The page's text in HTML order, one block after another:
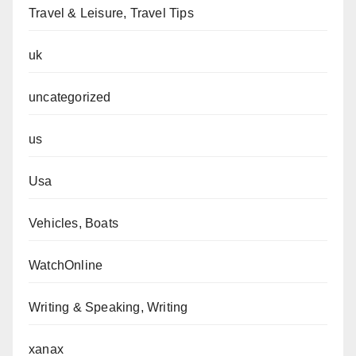
Travel & Leisure, Travel Tips
uk
uncategorized
us
Usa
Vehicles, Boats
WatchOnline
Writing & Speaking, Writing
xanax